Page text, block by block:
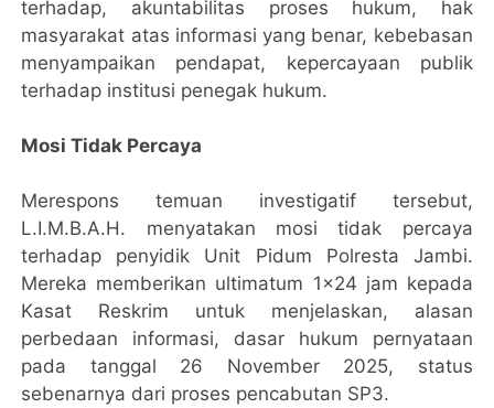
terhadap, akuntabilitas proses hukum, hak
masyarakat atas informasi yang benar, kebebasan
menyampaikan pendapat, kepercayaan publik
terhadap institusi penegak hukum.
Mosi Tidak Percaya
Merespons temuan investigatif tersebut,
L.I.M.B.A.H. menyatakan mosi tidak percaya
terhadap penyidik Unit Pidum Polresta Jambi.
Mereka memberikan ultimatum 1×24 jam kepada
Kasat Reskrim untuk menjelaskan, alasan
perbedaan informasi, dasar hukum pernyataan
pada tanggal 26 November 2025, status
sebenarnya dari proses pencabutan SP3.